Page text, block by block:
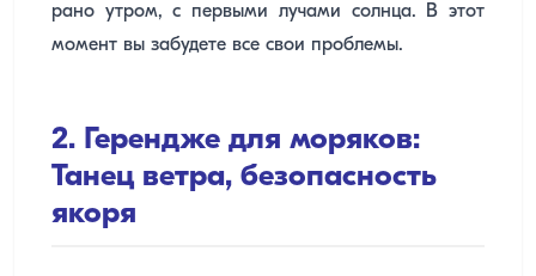
рано утром, с первыми лучами солнца. В этот
момент вы забудете все свои проблемы.
2. Герендже для моряков:
Танец ветра, безопасность
якоря